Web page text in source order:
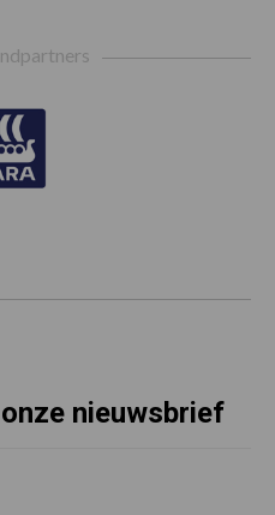
nieuwsbrief